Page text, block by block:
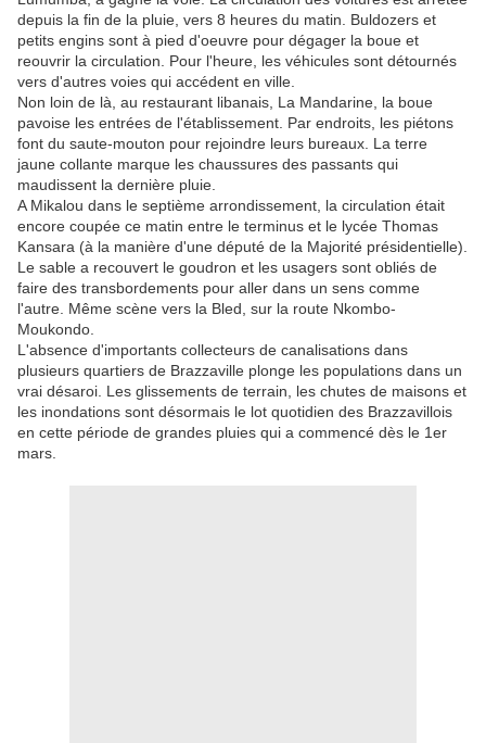
depuis la fin de la pluie, vers 8 heures du matin. Buldozers et
petits engins sont à pied d'oeuvre pour dégager la boue et
reouvrir la circulation. Pour l'heure, les véhicules sont détournés
vers d'autres voies qui accédent en ville.
Non loin de là, au restaurant libanais, La Mandarine, la boue
pavoise les entrées de l'établissement. Par endroits, les piétons
font du saute-mouton pour rejoindre leurs bureaux. La terre
jaune collante marque les chaussures des passants qui
maudissent la dernière pluie.
A Mikalou dans le septième arrondissement, la circulation était
encore coupée ce matin entre le terminus et le lycée Thomas
Kansara (à la manière d'une député de la Majorité présidentielle).
Le sable a recouvert le goudron et les usagers sont obliés de
faire des transbordements pour aller dans un sens comme
l'autre. Même scène vers la Bled, sur la route Nkombo-
Moukondo.
L'absence d'importants collecteurs de canalisations dans
plusieurs quartiers de Brazzaville plonge les populations dans un
vrai désaroi. Les glissements de terrain, les chutes de maisons et
les inondations sont désormais le lot quotidien des Brazzavillois
en cette période de grandes pluies qui a commencé dès le 1er
mars.